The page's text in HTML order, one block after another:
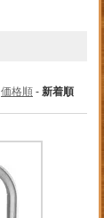
価格順 - 新着順